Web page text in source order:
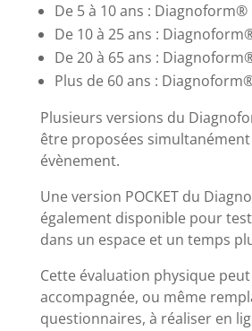
De 5 à 10 ans : Diagnoform®
De 10 à 25 ans :
De 20 à 65 ans :
Plus de 60 ans :
Plusieurs versions du
être proposées
évènement.
Une version POCKET du
également disponible pour
dans un espace et un temps
Cette évaluation physique
accompagnée, ou même
questionnaires, à réaliser en